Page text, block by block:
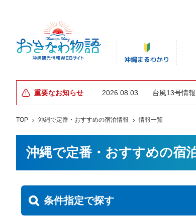
重要なお知らせ 2026.08.03 台風13号情
TOP 沖縄で定番・おすすめの宿泊情報 情報一覧
沖縄で定番・おすすめの宿
条件指定で探す